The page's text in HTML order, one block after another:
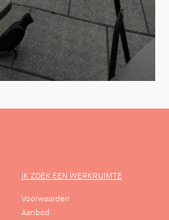
IK ZOEK EEN WERKRUIMTE
Voorwaarden
Aanbod